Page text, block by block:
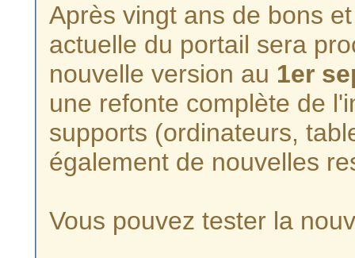
Après vingt ans de bons
actuelle du portail sera
nouvelle version au 1er
une refonte complète de
supports (ordinateurs,
également de nouvelles
Vous pouvez tester la